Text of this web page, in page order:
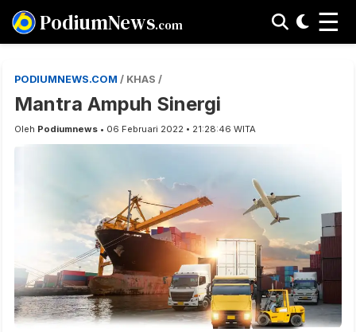
PodiumNews.com ☰
PODIUMNEWS.COM / KHAS /
Mantra Ampuh Sinergi
Oleh Podiumnews • 06 Februari 2022 • 21:28:46 WITA